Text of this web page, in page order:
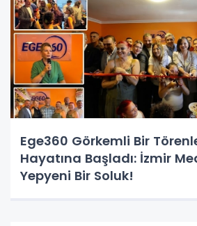
Ege360 Görkemli Bir
Hayatına Başladı: İzmir
Yepyeni Bir Soluk!